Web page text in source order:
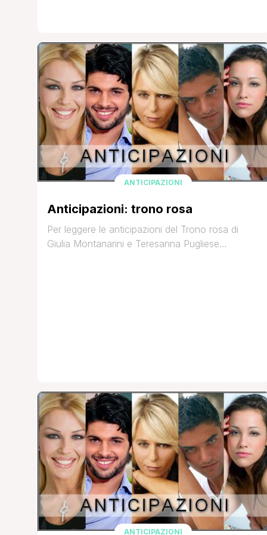
ANTICIPAZIONI
Anticipazioni: trono rosa
Per leggere le anticipazioni del Trono rosa di
Giulia Montanarini e Teresanna Pugliese
ANTICIPAZIONI